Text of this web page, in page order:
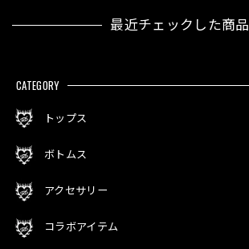
最近チェックした商品
CATEGORY
トップス
ボトムス
アクセサリー
コラボアイテム